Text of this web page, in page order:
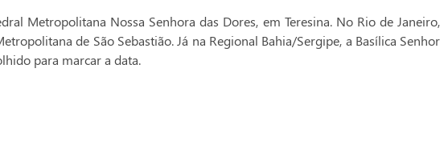
Metropolitana Nossa Senhora das Dores, em Teresina. No Rio de Janeiro,
de São Sebastião. Já na Regional Bahia/Sergipe, a Basílica Senhor
para marcar a data.